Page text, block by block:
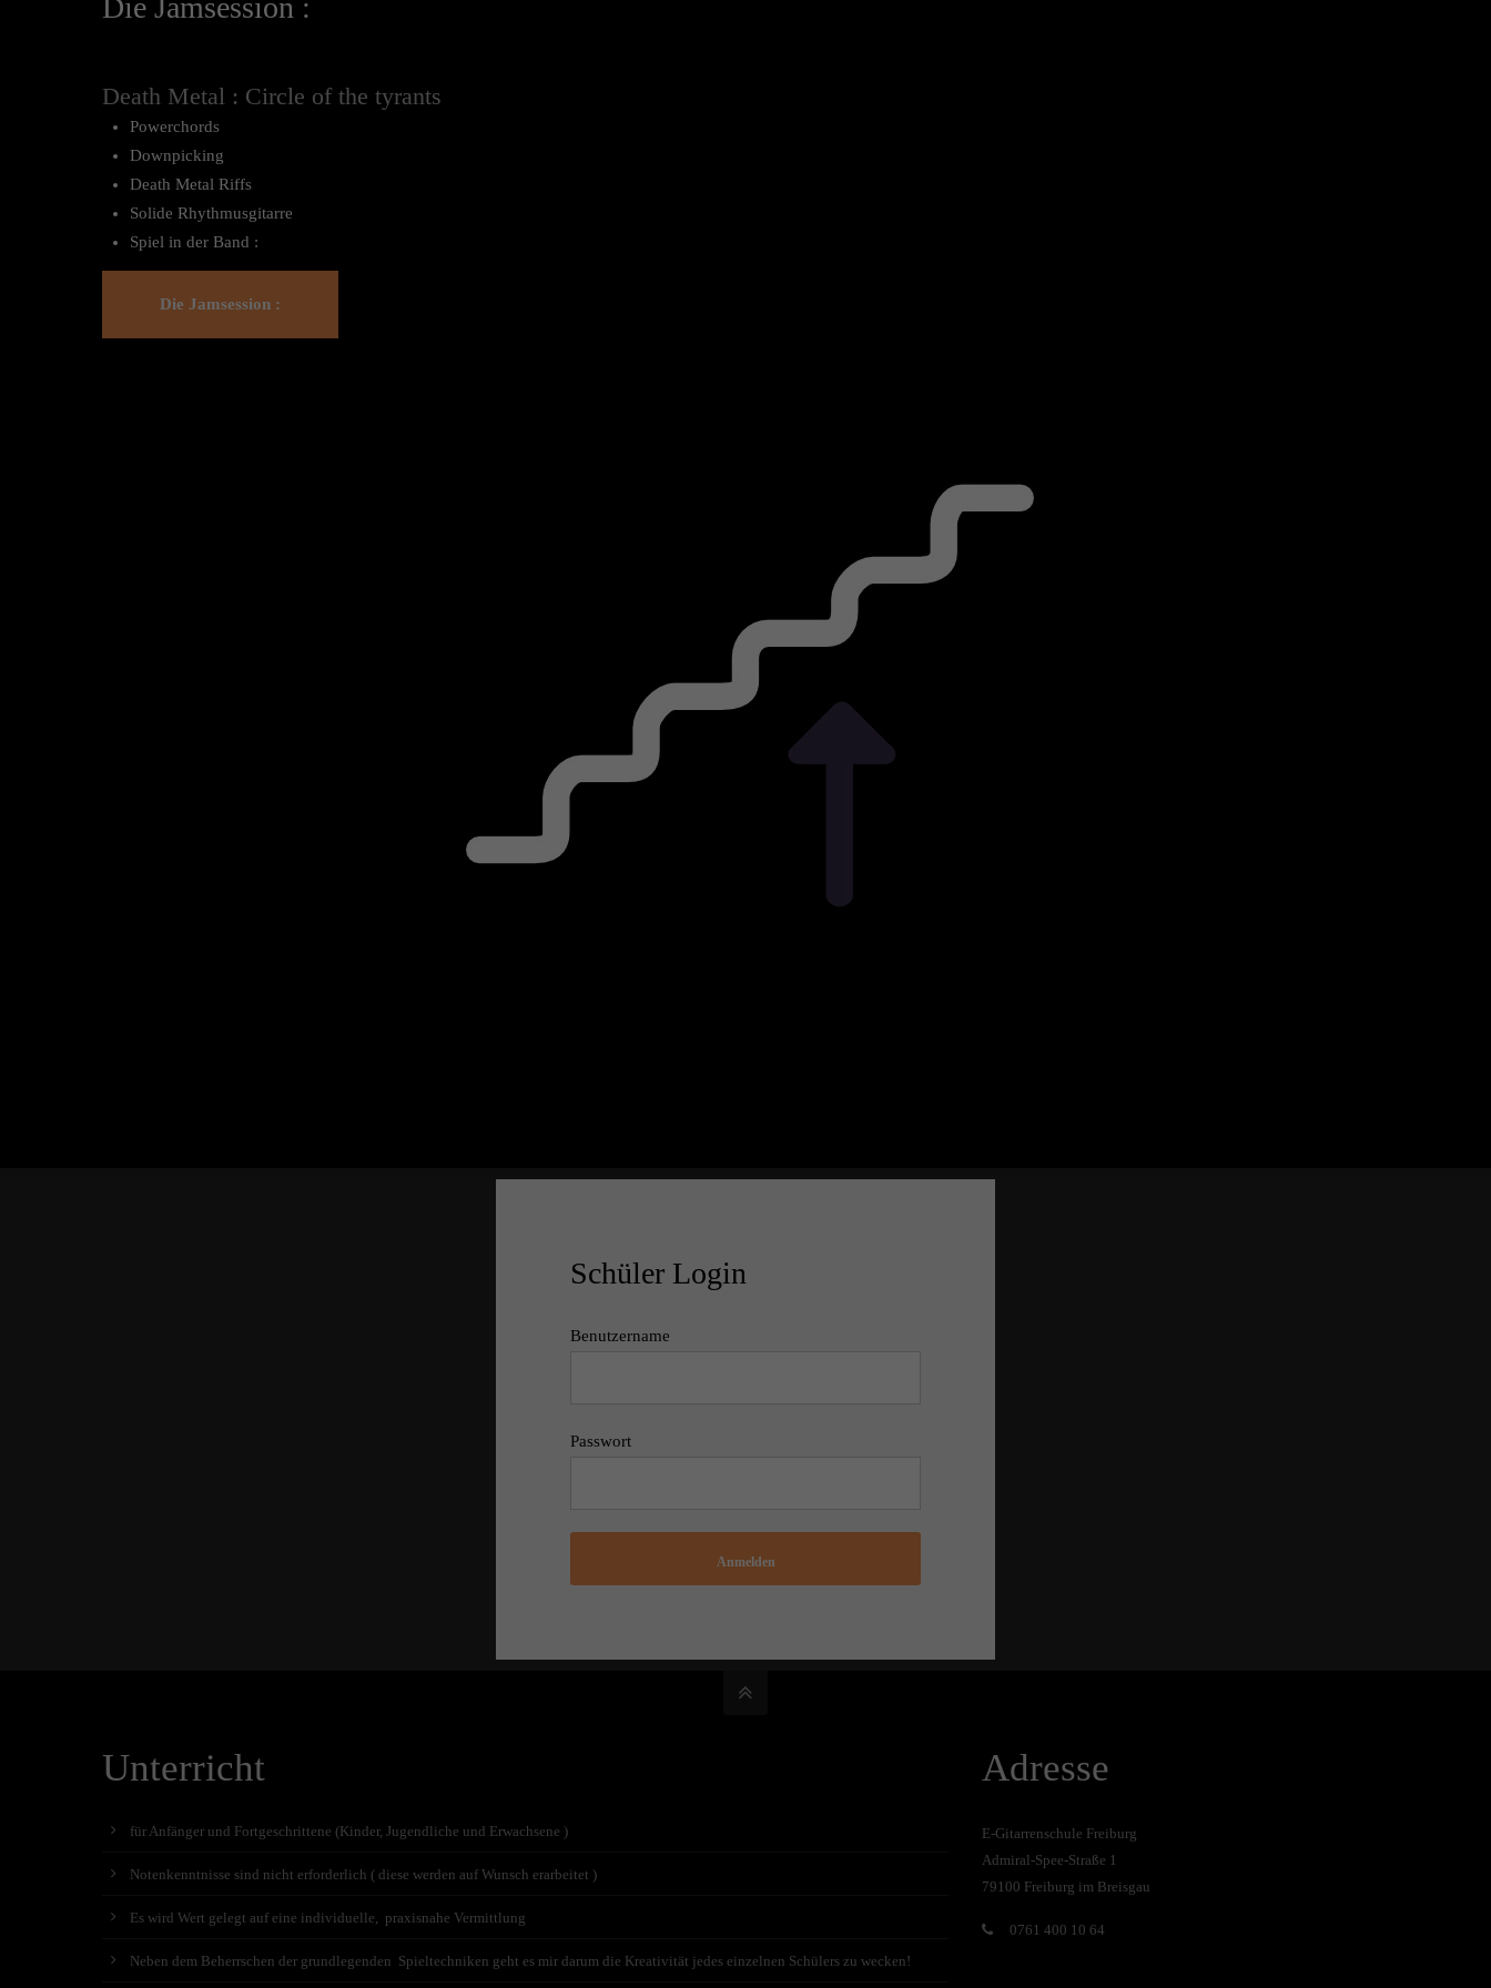
Die Jamsession :
Death Metal : Circle of the tyrants
Powerchords
Downpicking
Death Metal Riffs
Solide Rhythmusgitarre
Spiel in der Band :
Die Jamsession :
Schüler Login
Benutzername
Passwort
Anmelden
Unterricht
für Anfänger und Fortgeschrittene (Kinder, Jugendliche und Erwachsene )
Notenkenntnisse sind nicht erforderlich ( diese werden auf Wunsch erarbeitet )
Es wird Wert gelegt auf eine individuelle, praxisnahe Vermittlung
Neben dem Beherrschen der grundlegenden Spieltechniken geht es mir darum die Kreativität jedes einzelnen Schülers zu wecken!
Adresse
E-Gitarrenschule Freiburg
Admiral-Spee-Straße 1
79100 Freiburg im Breisgau
0761 400 10 64